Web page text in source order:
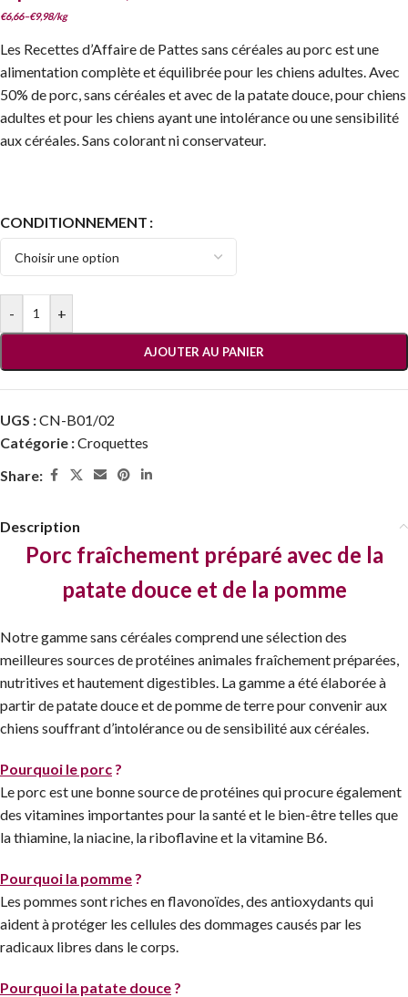
€6,66–€9,98/kg
Les Recettes d’Affaire de Pattes sans céréales au porc est une
alimentation complète et équilibrée pour les chiens adultes. Avec
50% de porc, sans céréales et avec de la patate douce, pour chiens
adultes et pour les chiens ayant une intolérance ou une sensibilité
aux céréales. Sans colorant ni conservateur.
CONDITIONNEMENT
- +
AJOUTER AU PANIER
UGS :CN-B01/02
Catégorie :Croquettes
Share:
Description
Porc fraîchement préparé avec de la
patate douce et de la pomme
Notre gamme sans céréales comprend une sélection des
meilleures sources de protéines animales fraîchement préparées,
nutritives et hautement digestibles. La gamme a été élaborée à
partir de patate douce et de pomme de terre pour convenir aux
chiens souffrant d’intolérance ou de sensibilité aux céréales.
Pourquoi le porc?
Le porc est une bonne source de protéines qui procure également
des vitamines importantes pour la santé et le bien-être telles que
la thiamine, la niacine, la riboflavine et la vitamine B6.
Pourquoi la pomme?
Les pommes sont riches en flavonoïdes, des antioxydants qui
aident à protéger les cellules des dommages causés par les
radicaux libres dans le corps.
Pourquoi la patate douce?